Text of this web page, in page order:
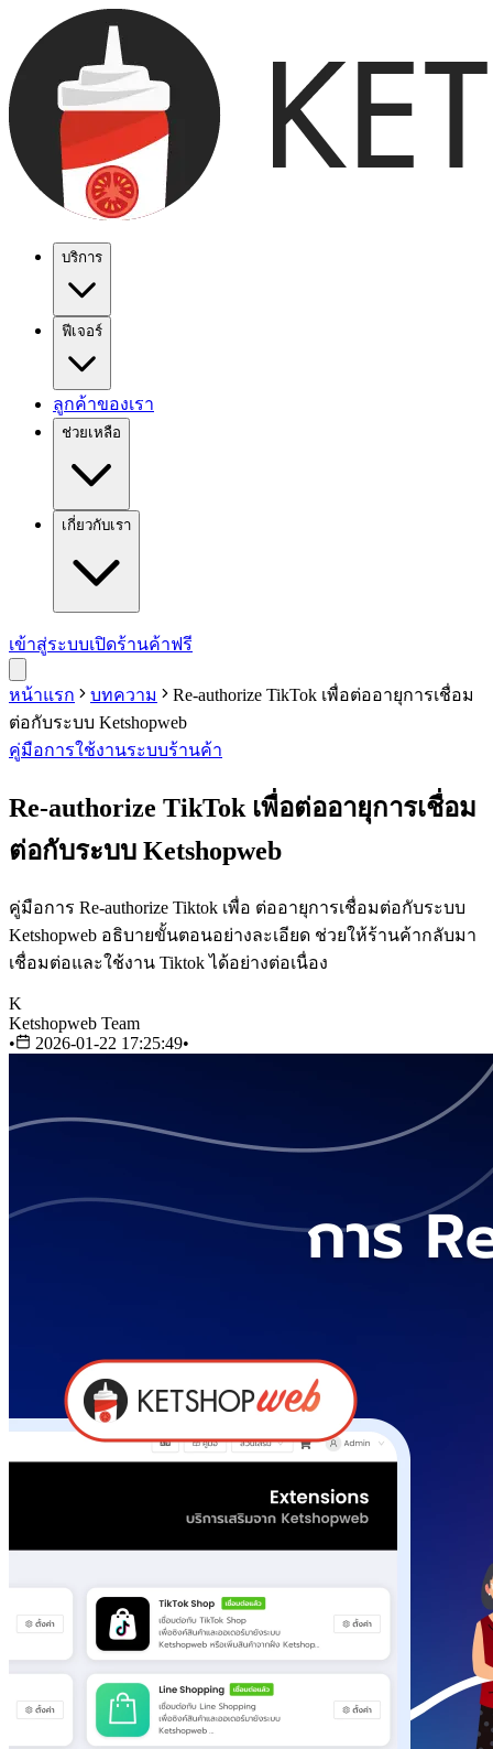
บริการ
ฟีเจอร์
ลูกค้าของเรา
ช่วยเหลือ
เกี่ยวกับเรา
เข้าสู่ระบบเปิดร้านค้าฟรี
หน้าแรก บทความ
Re-authorize TikTok เพื่อต่ออายุการเชื่อม
ต่อกับระบบ Ketshopweb
คู่มือการใช้งานระบบร้านค้า
Re-authorize TikTok เพื่อต่ออายุการเชื่อม
ต่อกับระบบ Ketshopweb
คู่มือการ Re-authorize Tiktok เพื่อ ต่ออายุการเชื่อมต่อกับระบบ
Ketshopweb อธิบายขั้นตอนอย่างละเอียด ช่วยให้ร้านค้ากลับมา
เชื่อมต่อและใช้งาน Tiktok ได้อย่างต่อเนื่อง
K
Ketshopweb Team
•
2026-01-22 17:25:49•